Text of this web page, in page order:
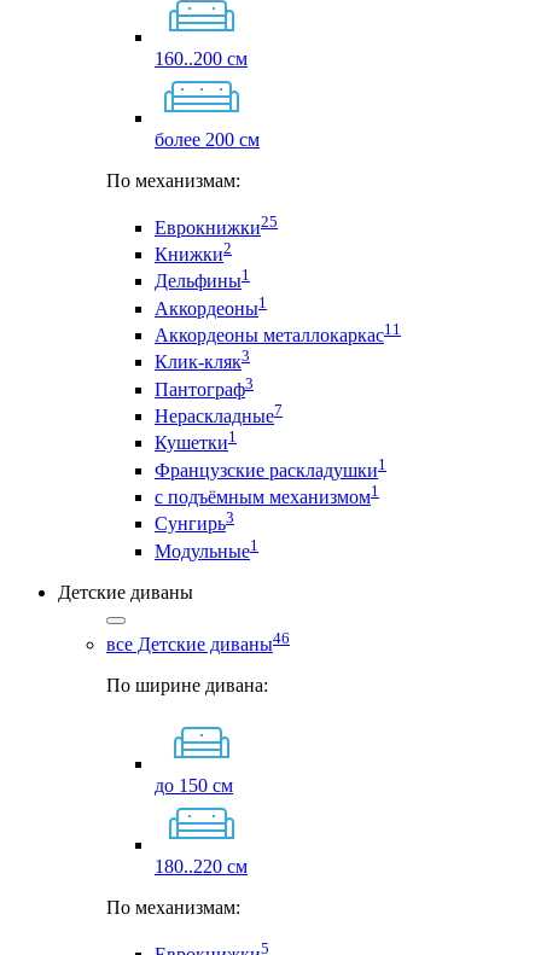
160..200 см
более 200 см
По механизмам:
Еврокнижки25
Книжки2
Дельфины1
Аккордеоны1
Аккордеоны металлокаркас11
Клик-кляк3
Пантограф3
Нераскладные7
Кушетки1
Французские раскладушки1
с подъёмным механизмом1
Сунгирь3
Модульные1
Детские диваны
все Детские диваны46
По ширине дивана:
до 150 см
180..220 см
По механизмам:
5